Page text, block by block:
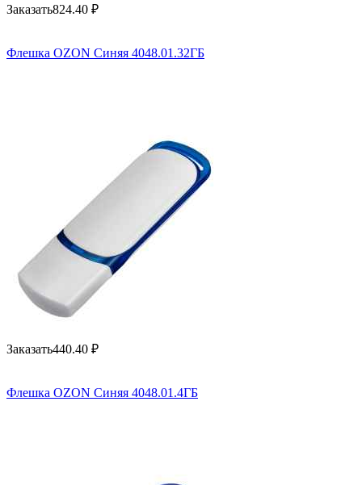
Заказать824.40 ₽
Флешка OZON Синяя 4048.01.32ГБ
Заказать440.40 ₽
Флешка OZON Синяя 4048.01.4ГБ